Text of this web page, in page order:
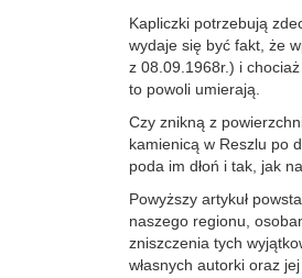
Kapliczki potrzebują
wydaje się być fakt, że
z 08.09.1968r.) i
to powoli umierają.
Czy znikną z
kamienicą w Reszlu po
poda im dłoń i tak, jak
Powyższy artykuł
naszego regionu,
zniszczenia tych
własnych autorki oraz